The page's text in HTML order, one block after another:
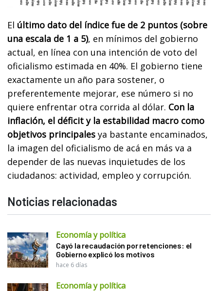
El último dato del índice fue de 2 puntos (sobre
una escala de 1 a 5), en mínimos del gobierno
actual, en línea con una intención de voto del
oficialismo estimada en 40%. El gobierno tiene
exactamente un año para sostener, o
preferentemente mejorar, ese número si no
quiere enfrentar otra corrida al dólar. Con la
inflación, el déficit y la estabilidad macro como
objetivos principales ya bastante encaminados,
la imagen del oficialismo de acá en más va a
depender de las nuevas inquietudes de los
ciudadanos: actividad, empleo y corrupción.
Noticias relacionadas
Economía y política
Cayó la recaudación por retenciones: el
Gobierno explicó los motivos
hace 6 días
Economía y política